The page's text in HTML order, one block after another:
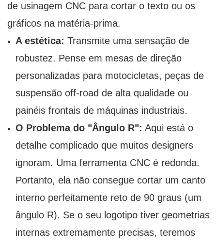
de usinagem CNC para cortar o texto ou os
gráficos na matéria-prima.
A estética: Transmite uma sensação de
robustez. Pense em mesas de direção
personalizadas para motocicletas, peças de
suspensão off-road de alta qualidade ou
painéis frontais de máquinas industriais.
O Problema do "Ângulo R": Aqui está o
detalhe complicado que muitos designers
ignoram. Uma ferramenta CNC é redonda.
Portanto, ela não consegue cortar um canto
interno perfeitamente reto de 90 graus (um
ângulo R). Se o seu logotipo tiver geometrias
internas extremamente precisas, teremos